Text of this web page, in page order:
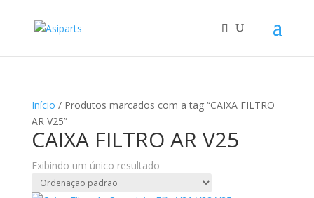
Início / Produtos marcados com a tag “CAIXA FILTRO
AR V25”
CAIXA FILTRO AR V25
Exibindo um único resultado